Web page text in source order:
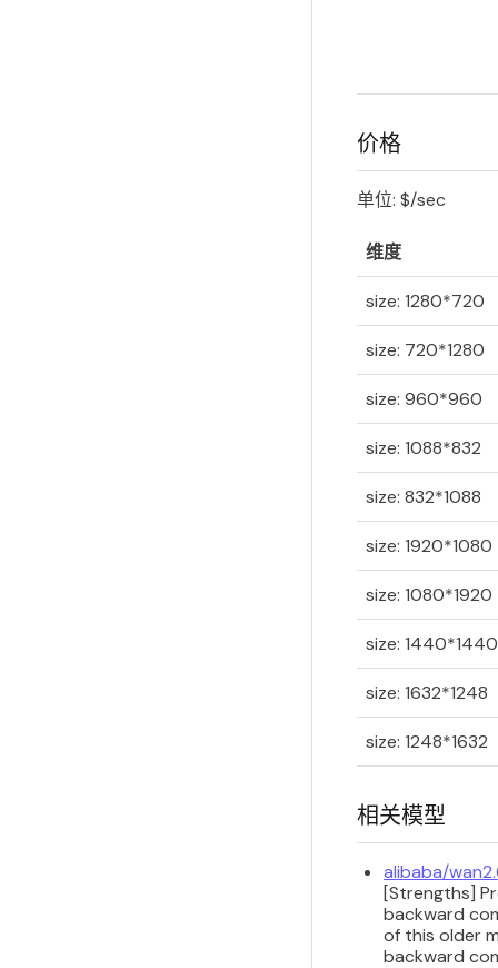
价格
单位: $/sec
维度
size: 1280*720
size: 720*1280
size: 960*960
size: 1088*832
size: 832*1088
size: 1920*1080
size: 1080*1920
size: 1440*1440
size: 1632*1248
size: 1248*1632
相关模型
alibaba/
[Strengths]
backward
of this older
backward